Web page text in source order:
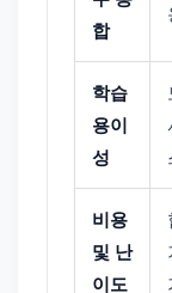
합
학습
용이
성
비용
및 난
이도